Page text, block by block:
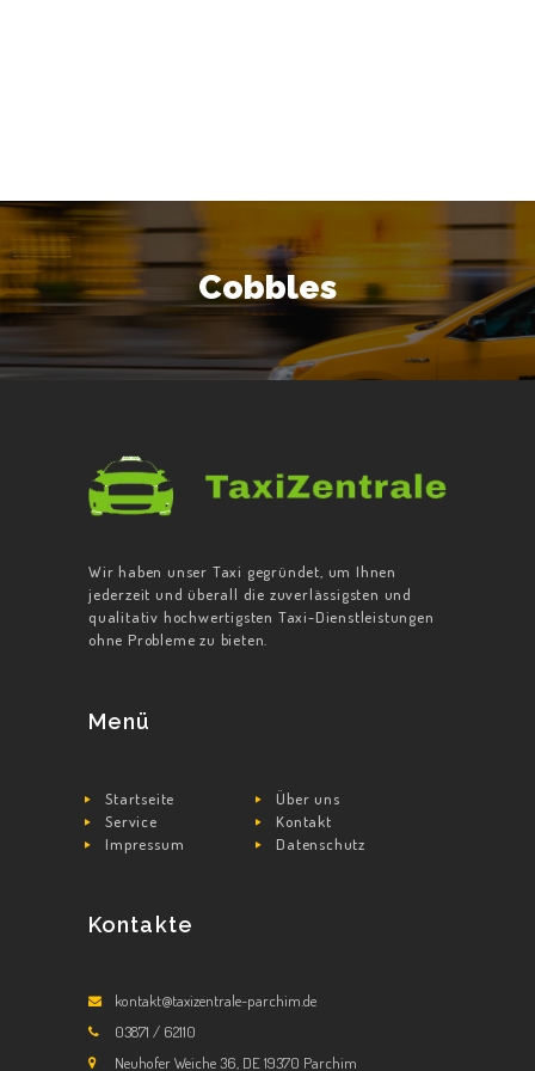
Cobbles
STARTSEITE
ÜBER UNS
KONTAKT
Wir haben unser Taxi gegründet, um Ihnen
jederzeit und überall die zuverlässigsten und
qualitativ hochwertigsten Taxi-Dienstleistungen
ohne Probleme zu bieten.
Menü
Startseite
Über uns
Service
Kontakt
Impressum
Datenschutz
Kontakte
kontakt@taxizentrale-parchim.de
03871 / 62110
Neuhofer Weiche 36, DE 19370 Parchim